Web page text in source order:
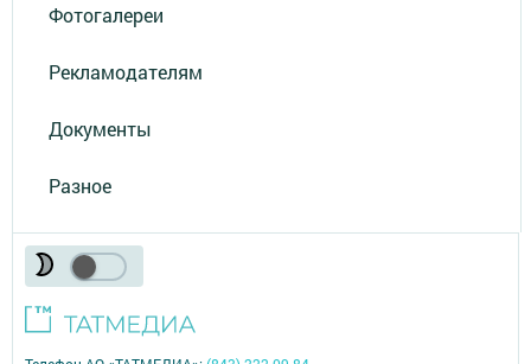
Фотогалереи
Рекламодателям
Документы
Разное